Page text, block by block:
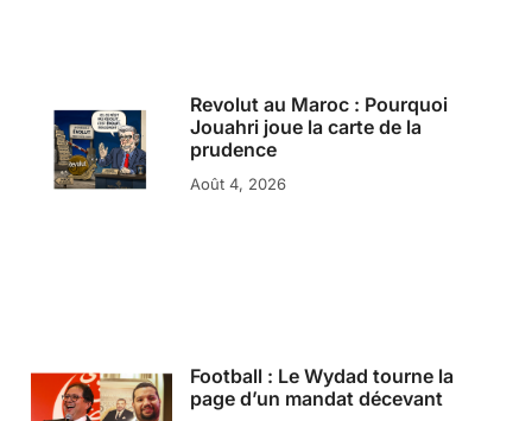
Revolut au Maroc : Pourquoi
Jouahri joue la carte de la
prudence
Août 4, 2026
Football : Le Wydad tourne la
page d’un mandat décevant